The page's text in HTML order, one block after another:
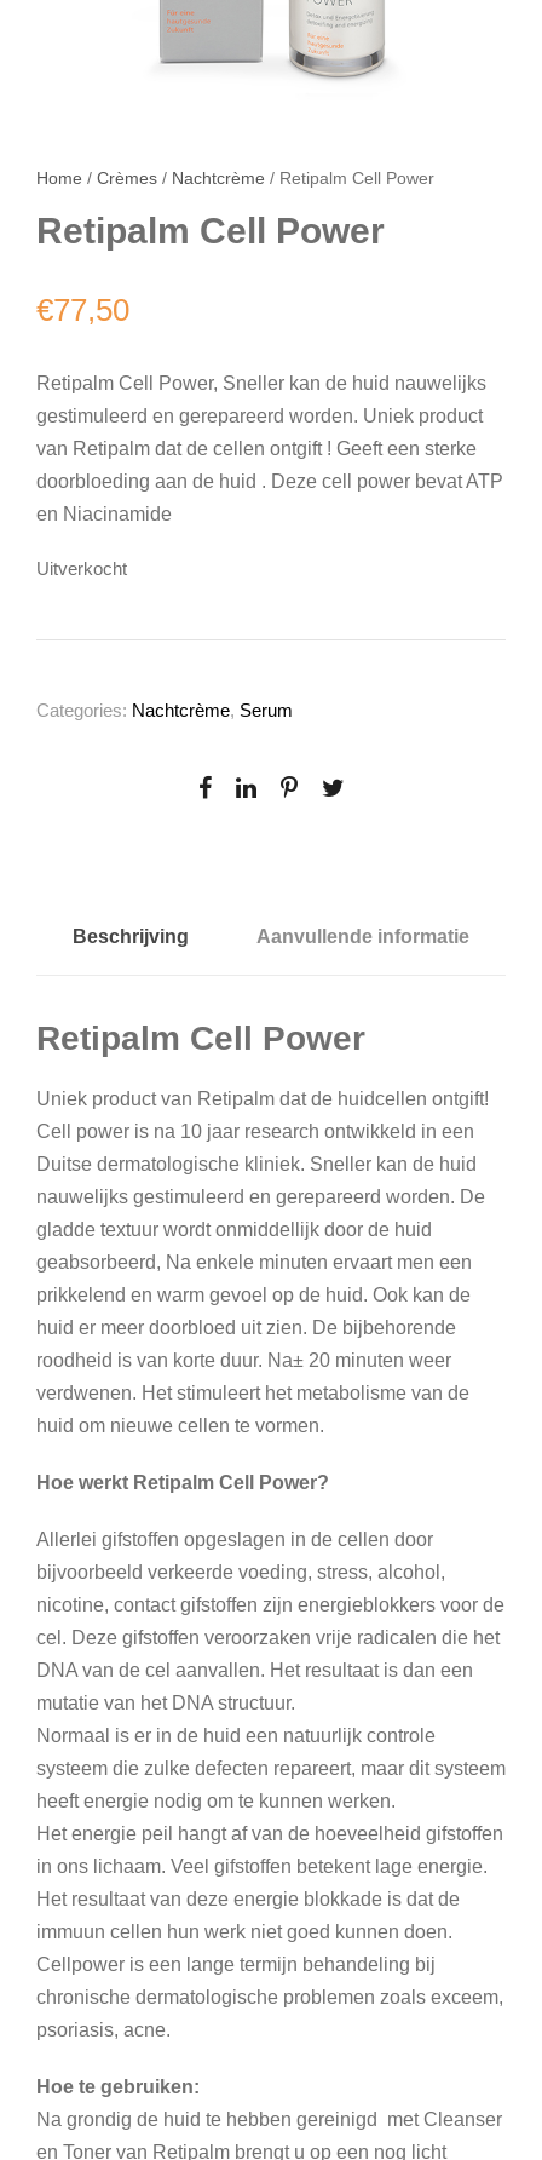
Home / Crèmes / Nachtcrème / Retipalm Cell Power
Retipalm Cell Power
€77,50
Retipalm Cell Power, Sneller kan de huid nauwelijks
gestimuleerd en gerepareerd worden. Uniek product
van Retipalm dat de cellen ontgift ! Geeft een sterke
doorbloeding aan de huid . Deze cell power bevat ATP
en Niacinamide
Uitverkocht
Categories: Nachtcrème, Serum
Beschrijving Aanvullende informatie
Retipalm Cell Power
Uniek product van Retipalm dat de huidcellen ontgift!
Cell power is na 10 jaar research ontwikkeld in een
Duitse dermatologische kliniek. Sneller kan de huid
nauwelijks gestimuleerd en gerepareerd worden. De
gladde textuur wordt onmiddellijk door de huid
geabsorbeerd, Na enkele minuten ervaart men een
prikkelend en warm gevoel op de huid. Ook kan de
huid er meer doorbloed uit zien. De bijbehorende
roodheid is van korte duur. Na± 20 minuten weer
verdwenen. Het stimuleert het metabolisme van de
huid om nieuwe cellen te vormen.
Hoe werkt Retipalm Cell Power?
Allerlei gifstoffen opgeslagen in de cellen door
bijvoorbeeld verkeerde voeding, stress, alcohol,
nicotine, contact gifstoffen zijn energieblokkers voor de
cel. Deze gifstoffen veroorzaken vrije radicalen die het
DNA van de cel aanvallen. Het resultaat is dan een
mutatie van het DNA structuur.
Normaal is er in de huid een natuurlijk controle
systeem die zulke defecten repareert, maar dit systeem
heeft energie nodig om te kunnen werken.
Het energie peil hangt af van de hoeveelheid gifstoffen
in ons lichaam. Veel gifstoffen betekent lage energie.
Het resultaat van deze energie blokkade is dat de
immuun cellen hun werk niet goed kunnen doen.
Cellpower is een lange termijn behandeling bij
chronische dermatologische problemen zoals exceem,
psoriasis, acne.
Hoe te gebruiken:
Na grondig de huid te hebben gereinigd met Cleanser
en Toner van Retipalm brengt u op een nog licht